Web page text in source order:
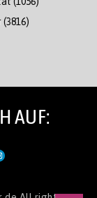
(3816)
AUF: